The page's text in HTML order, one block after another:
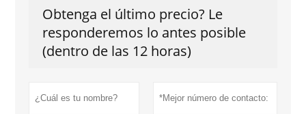
Obtenga el último precio? Le
responderemos lo antes posible
(dentro de las 12 horas)